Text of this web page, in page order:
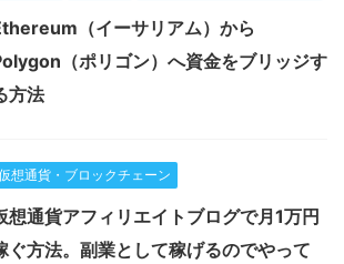
（イーサリアム）から
（ポリゴン）へ資金をブリッジす
方法
想通貨・ブロックチェーン
想通貨アフィリエイトブログで月1万円
ぐ方法。副業として稼げるのでやって